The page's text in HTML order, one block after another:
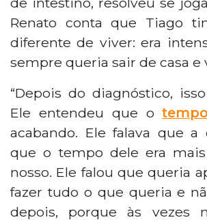
Renato conta que Tiago
diferente de viver: era
sempre queria sair de casa e
“Depois do diagnóstico,
Ele entendeu que otempo
acabando. Ele falava que a
que o tempo dele era
nosso. Ele falou que queria
fazer tudo o que queria e
depois, porque às vezes